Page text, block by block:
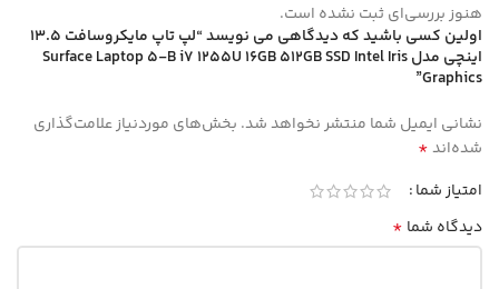
هنوز بررسی‌ای ثبت نشده است.
اولین کسی باشید که دیدگاهی می نویسد “لپ تاپ مایکروسافت 13.5
اینچی مدل Surface Laptop 5-B i7 1255U 16GB 512GB SSD Intel Iris
Graphics”
نشانی ایمیل شما منتشر نخواهد شد. بخش‌های موردنیاز علامت‌گذاری
شده‌اند*
امتیاز شما
دیدگاه شما *